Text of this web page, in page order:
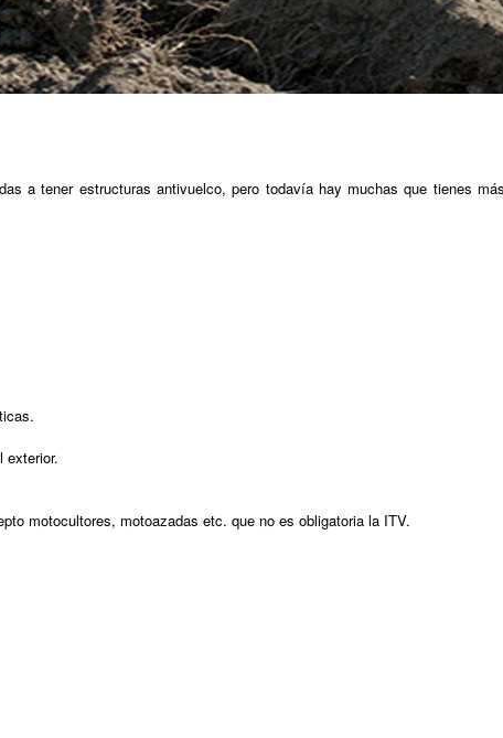
a tener estructuras antivuelco, pero todavía hay muchas que tienes
exterior.
motocultores, motoazadas etc. que no es obligatoria la ITV.